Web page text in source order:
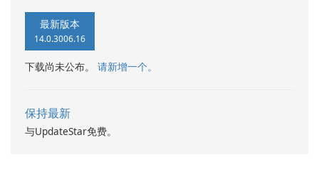
最新版本
14.0.3006.16
下载尚未公布。 请新增一个。
保持最新
与UpdateStar免费。